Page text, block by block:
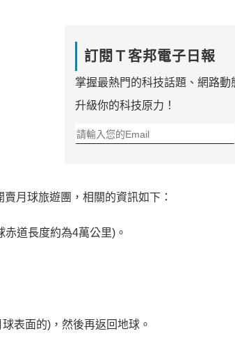
訂閱Ｔ客邦電子日報
掌握最熱門的科技話題、網路動
升級你的科技原力！
月球旅遊團，相關的資訊如下：
道長度約為4萬公里)。
表面的)，然後再返回地球。